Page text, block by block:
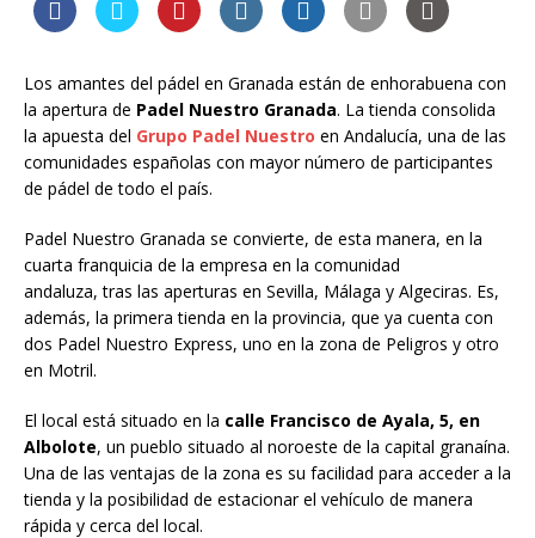
Los amantes del pádel en Granada están de enhorabuena con
la apertura de Padel Nuestro Granada. La tienda consolida
la apuesta del Grupo Padel Nuestro en Andalucía, una de las
comunidades españolas con mayor número de participantes
de pádel de todo el país.
Padel Nuestro Granada se convierte, de esta manera, en la
cuarta franquicia de la empresa en la comunidad
andaluza, tras las aperturas en Sevilla, Málaga y Algeciras. Es,
además, la primera tienda en la provincia, que ya cuenta con
dos Padel Nuestro Express, uno en la zona de Peligros y otro
en Motril.
El local está situado en la calle Francisco de Ayala, 5, en
Albolote, un pueblo situado al noroeste de la capital granaína.
Una de las ventajas de la zona es su facilidad para acceder a la
tienda y la posibilidad de estacionar el vehículo de manera
rápida y cerca del local.